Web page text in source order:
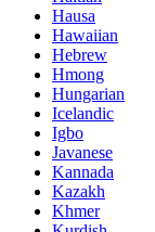
Hausa
Hawaiian
Hebrew
Hmong
Hungarian
Icelandic
Igbo
Javanese
Kannada
Kazakh
Khmer